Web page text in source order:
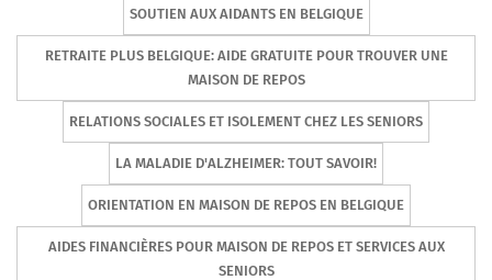
SOUTIEN AUX AIDANTS EN BELGIQUE
RETRAITE PLUS BELGIQUE: AIDE GRATUITE POUR TROUVER UNE
MAISON DE REPOS
RELATIONS SOCIALES ET ISOLEMENT CHEZ LES SENIORS
LA MALADIE D'ALZHEIMER: TOUT SAVOIR!
ORIENTATION EN MAISON DE REPOS EN BELGIQUE
AIDES FINANCIÈRES POUR MAISON DE REPOS ET SERVICES AUX
SENIORS